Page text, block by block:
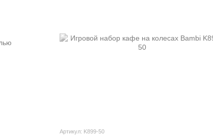
Артикул: K899-50